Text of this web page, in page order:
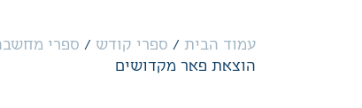
עמוד הבית / ספרי קודש / ספרי
הוצאת פאר מקדושים